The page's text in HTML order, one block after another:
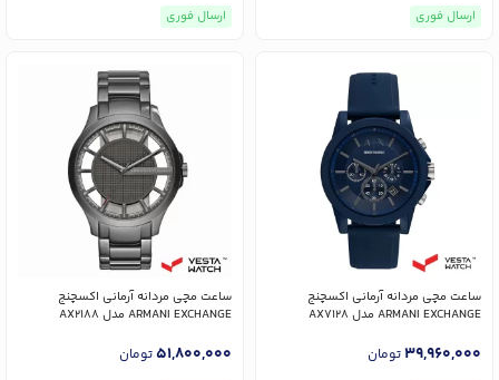
ارسال فوری ارسال فوری
ساعت مچی مردانه آرمانی اکسچنج
ARMANI EXCHANGE مدل AX7128
39,960,000تومان
ساعت مچی مردانه آرمانی اکسچنج
ARMANI EXCHANGE مدل AX2188
51,800,000تومان